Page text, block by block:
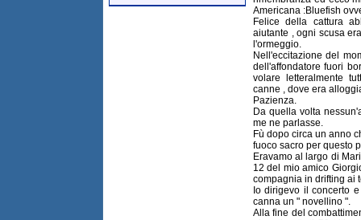
Americana :Bluefish
Felice della cattura
aiutante , ogni scusa
l'ormeggio.
Nell'eccitazione del
dell'affondatore fuori
volare letteralmente
canne , dove era
Pazienza.
Da quella volta
me ne parlasse.
Fù dopo circa un anno
fuoco sacro per questo
Eravamo al largo di
12 del mio amico
compagnia in drifting ai
Io dirigevo il concerto
canna un " novellino ".
Alla fine del